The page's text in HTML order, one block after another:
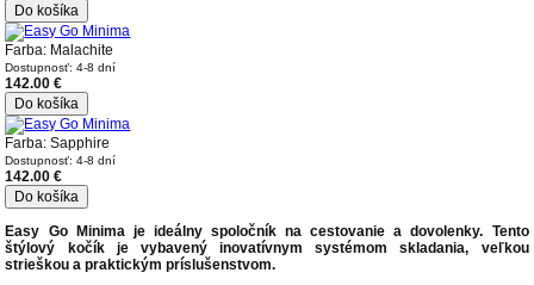
Do košíka
Farba: Malachite
Dostupnosť: 4-8 dní
142.00 €
Do košíka
Farba: Sapphire
Dostupnosť: 4-8 dní
142.00 €
Do košíka
Easy Go Minima je ideálny spoločník na cestovanie a dovolenky. Tento
štýlový kočík je vybavený inovatívnym systémom skladania, veľkou
strieškou a praktickým príslušenstvom.